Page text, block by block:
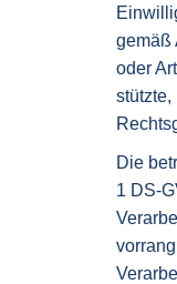
gemäß
oder
stützte,
Die
1 DS-